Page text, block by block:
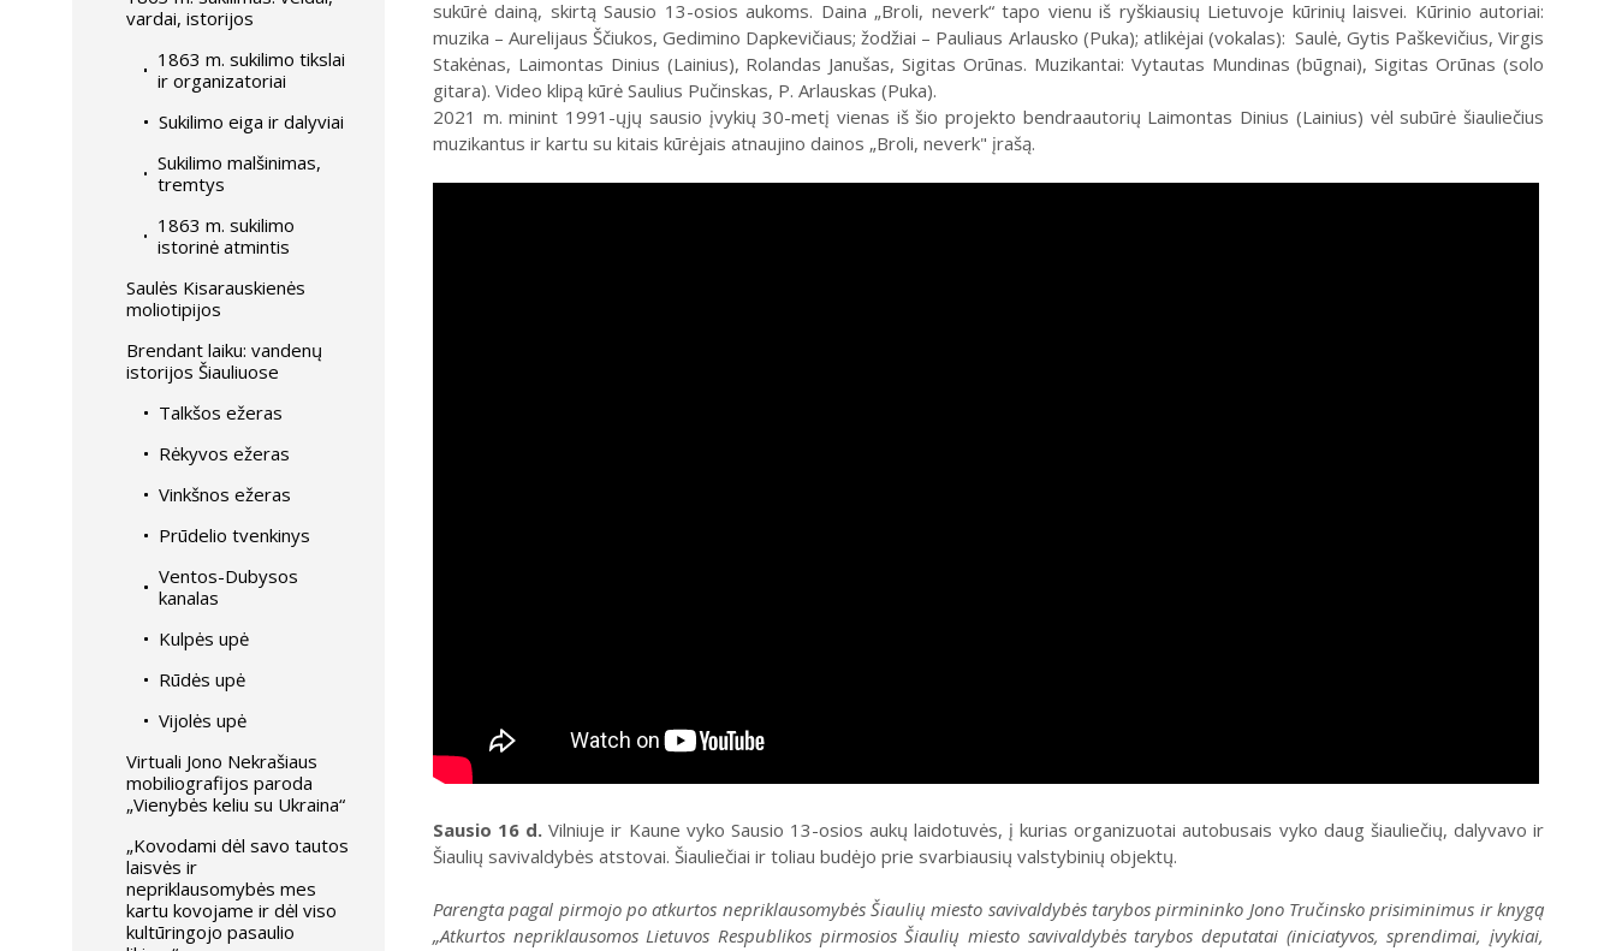
vardai, istorijos
1863 m. sukilimo tikslai
ir organizatoriai
Sukilimo eiga ir dalyviai
Sukilimo malšinimas,
tremtys
1863 m. sukilimo
istorinė atmintis
Saulės Kisarauskienės
moliotipijos
Brendant laiku: vandenų
istorijos Šiauliuose
Talkšos ežeras
Rėkyvos ežeras
Vinkšnos ežeras
Prūdelio tvenkinys
Ventos-Dubysos
kanalas
Kulpės upė
Rūdės upė
Vijolės upė
Virtuali Jono Nekrašiaus
mobiliografijos paroda
„Vienybės keliu su Ukraina“
„Kovodami dėl savo tautos
laisvės ir
nepriklausomybės mes
kartu kovojame ir dėl viso
kultūringojo pasaulio
sukūrė dainą, skirtą Sausio 13-osios aukoms. Daina „Broli, neverk“ tapo vienu iš ryškiausių Lietuvoje kūrinių laisvei. Kūrinio autoriai:
muzika – Aurelijaus Ščiukos, Gedimino Dapkevičiaus; žodžiai – Pauliaus Arlausko (Puka); atlikėjai (vokalas): Saulė, Gytis Paškevičius, Virgis
Stakėnas, Laimontas Dinius (Lainius), Rolandas Janušas, Sigitas Orūnas. Muzikantai: Vytautas Mundinas (būgnai), Sigitas Orūnas (solo
gitara). Video klipą kūrė Saulius Pučinskas, P. Arlauskas (Puka).
2021 m. minint 1991-ųjų sausio įvykių 30-metį vienas iš šio projekto bendraautorių Laimontas Dinius (Lainius) vėl subūrė šiauliečius
muzikantus ir kartu su kitais kūrėjais atnaujino dainos „Broli, neverk" įrašą.
Sausio 16 d. Vilniuje ir Kaune vyko Sausio 13-osios aukų laidotuvės, į kurias organizuotai autobusais vyko daug šiauliečių, dalyvavo ir
Šiaulių savivaldybės atstovai. Šiauliečiai ir toliau budėjo prie svarbiausių valstybinių objektų.
Parengta pagal pirmojo po atkurtos nepriklausomybės Šiaulių miesto savivaldybės tarybos pirmininko Jono Tručinsko prisiminimus ir knygą
„Atkurtos nepriklausomos Lietuvos Respublikos pirmosios Šiaulių miesto savivaldybės tarybos deputatai (iniciatyvos, sprendimai, įvykiai,